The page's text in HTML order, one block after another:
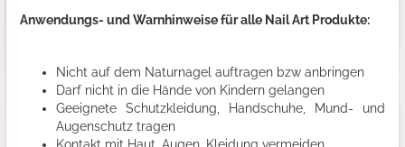
Anwendungs- und Warnhinweise für alle Nail Art Produkte:
Nicht auf dem Naturnagel auftragen bzw anbringen
Darf nicht in die Hände von Kindern gelangen
Geeignete Schutzkleidung, Handschuhe, Mund- und
Augenschutz tragen